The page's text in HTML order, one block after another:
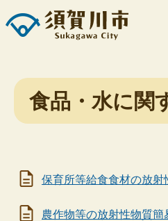
食品・水に関
保育所等給食食材の放射
農作物等の放射性物質簡